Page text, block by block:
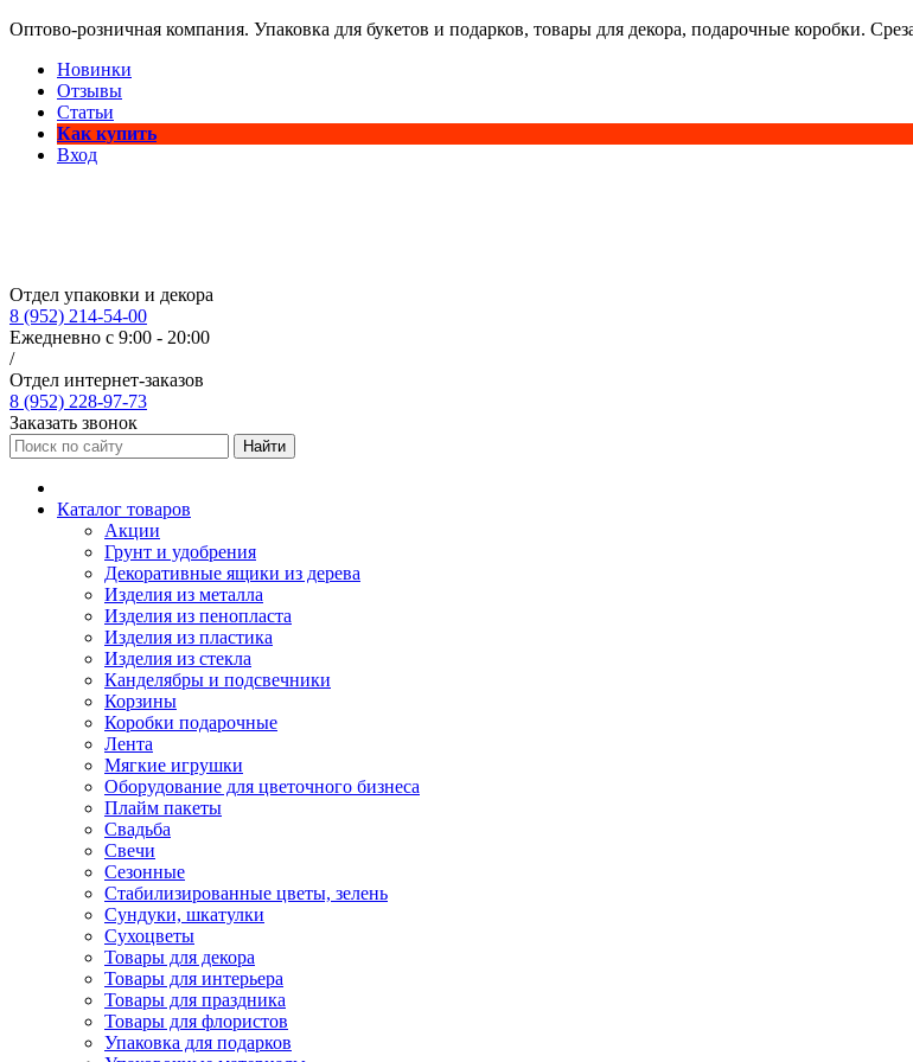
Оптово-розничная компания. Упаковка для букетов и подарков, товары для декора, подарочные коробки.
Новинки
Отзывы
Статьи
Как купить
Вход
Отдел упаковки и декора
8 (952) 214-54-00
Ежедневно с 9:00 - 20:00
/
Отдел интернет-заказов
8 (952) 228-97-73
Заказать звонок
Найти
Каталог товаров
Акции
Грунт и удобрения
Декоративные ящики из дерева
Изделия из металла
Изделия из пенопласта
Изделия из пластика
Изделия из стекла
Канделябры и подсвечники
Корзины
Коробки подарочные
Лента
Мягкие игрушки
Оборудование для цветочного бизнеса
Плайм пакеты
Свадьба
Свечи
Сезонные
Стабилизированные цветы, зелень
Сундуки, шкатулки
Сухоцветы
Товары для декора
Товары для интерьера
Товары для праздника
Товары для флористов
Упаковка для подарков